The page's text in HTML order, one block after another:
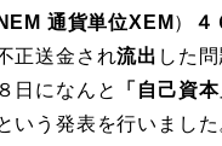
通貨単位XEM ） ４
正送金され流出 した
日になんと
「自己資
いう発表を行いました